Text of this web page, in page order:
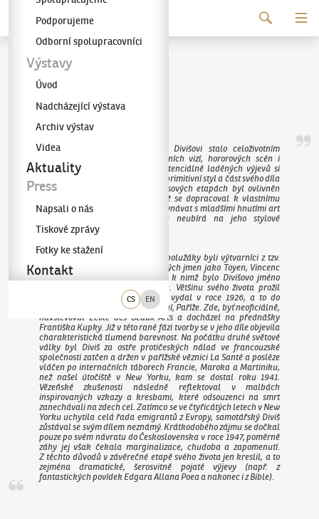
Galerie KODL
CS EN
Podporujeme
Odborní spolupracovníci
Výstavy
Úvod
Nadcházející výstava
Archiv výstav
Videa
Aktuality
Press
Napsali o nás
Tiskové zprávy
Fotky ke stažení
Kontakt
Alén Diviš
(1900–1956)
Umělecké outsiderství se Alénu Divišovi stalo celoživotním
údělem. Tento tvůrce halucinačních vizí, hororových scén i
procítěných náboženských a existenciálně laděných výjevů si
osobitým způsobem osvojil dětsky primitivní styl a část svého díla
pojal jako graffiti. V různých časových etapách byl ovlivněn
kubismem a expresionismem, než se dopracoval k vlastnímu
výtvarnému projevu, který lze srovnávat s mladšími hnutími art
brut či informel. To však nic neubírá na jeho stylové
nezařaditelnosti.
Když jako student začínal, jeho spolužáky byli výtvarníci z tzv.
generace Děvětsilu, umělci zvučných jmen jako Toyen, Vincenc
Makovský nebo Ladislav Sutnar, k nimž bylo Divišovo jméno
přiřazeno až v posledních letech. Většinu svého života prožil
v zahraničí; poprvé se do ciziny vydal v roce 1926, a to do
tehdejšího centra moderního umění, Paříže. Zde, byť neoficiálně,
navštěvoval École des Beaux-Arts a docházel na přednášky
Františka Kupky. Již v této rané fázi tvorby se v jeho díle objevila
charakteristická tlumená barevnost. Na počátku druhé světové
války byl Diviš za ostře protičeských nálad ve francouzské
společnosti zatčen a držen v pařížské věznici La Santé a posléze
vláčen po internačních táborech Francie, Maroka a Martiniku,
než našel útočiště v New Yorku, kam se dostal roku 1941.
Vězeňské zkušenosti následně reflektoval v malbách
inspirovaných vzkazy a kresbami, které odsouzenci na smrt
zanechávali na zdech cel. Zatímco se ve čtyřicátých letech v New
Yorku uchytila celá řada emigrantů z Evropy, samotářský Diviš
zůstával se svým dílem neznámý. Krátkodobého zájmu se dočkal
pouze po svém návratu do Československa v roce 1947, poměrně
záhy jej však čekala marginalizace, chudoba a zapomenutí.
Z těchto důvodů v závěrečné etapě svého života jen kreslil, a to
zejména dramatické, šerosvitně pojaté výjevy (např. z
fantastických povídek Edgara Allana Poea a nakonec i z Bible).